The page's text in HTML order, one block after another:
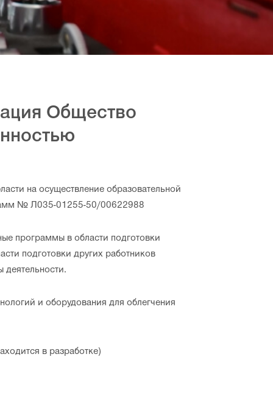
Общество
на осуществление образовательной
№ Л035-01255-50/00622988
программы в области подготовки
подготовки других работников
и оборудования для облегчения
в разработке)